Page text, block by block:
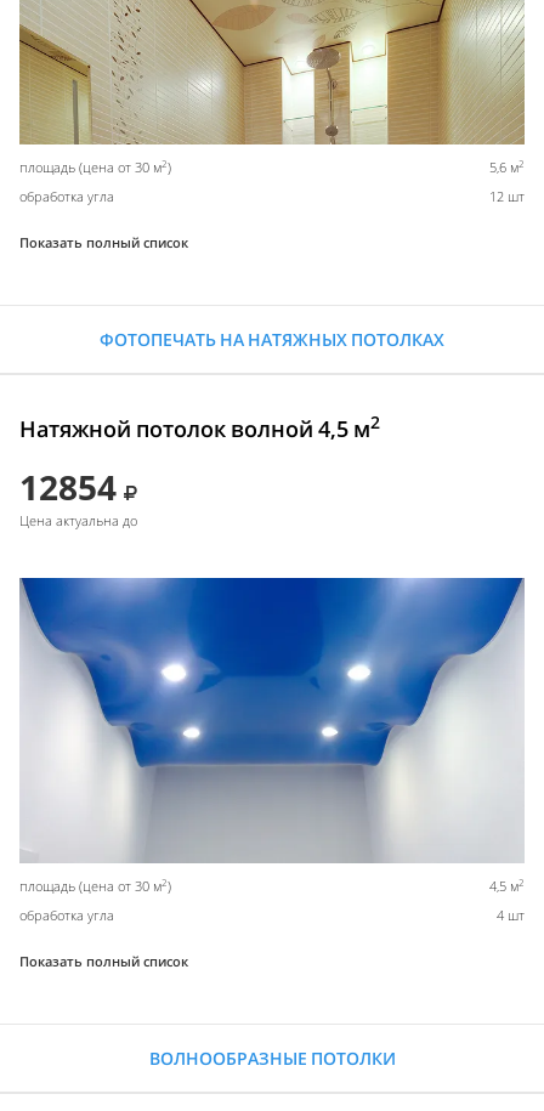
площадь (цена от 30 м2) 5,6 м2
обработка угла 12 шт
Показать полный список
ФОТОПЕЧАТЬ НА НАТЯЖНЫХ ПОТОЛКАХ
Натяжной потолок волной 4,5 м2
12854
Цена актуальна до
площадь (цена от 30 м2) 4,5 м2
обработка угла 4 шт
Показать полный список
ВОЛНООБРАЗНЫЕ ПОТОЛКИ